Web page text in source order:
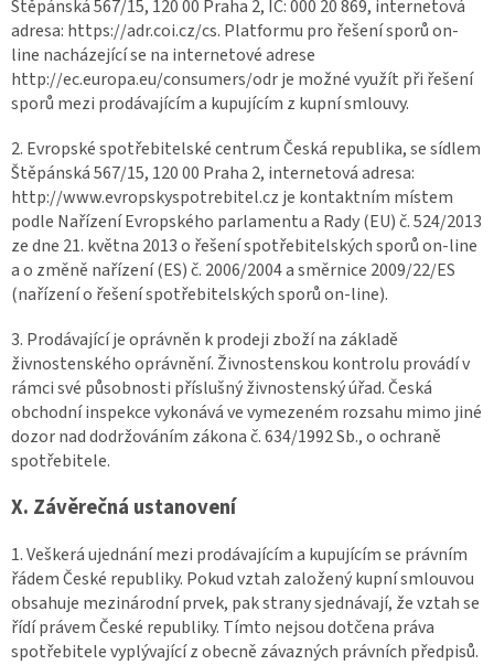
Štěpánská 567/15, 120 00 Praha 2, IČ: 000 20 869, internetová
adresa: https://adr.coi.cz/cs. Platformu pro řešení sporů on-
line nacházející se na internetové adrese
http://ec.europa.eu/consumers/odr je možné využít při řešení
sporů mezi prodávajícím a kupujícím z kupní smlouvy.
2. Evropské spotřebitelské centrum Česká republika, se sídlem
Štěpánská 567/15, 120 00 Praha 2, internetová adresa:
http://www.evropskyspotrebitel.cz je kontaktním místem
podle Nařízení Evropského parlamentu a Rady (EU) č. 524/2013
ze dne 21. května 2013 o řešení spotřebitelských sporů on-line
a o změně nařízení (ES) č. 2006/2004 a směrnice 2009/22/ES
(nařízení o řešení spotřebitelských sporů on-line).
3. Prodávající je oprávněn k prodeji zboží na základě
živnostenského oprávnění. Živnostenskou kontrolu provádí v
rámci své působnosti příslušný živnostenský úřad. Česká
obchodní inspekce vykonává ve vymezeném rozsahu mimo jiné
dozor nad dodržováním zákona č. 634/1992 Sb., o ochraně
spotřebitele.
X. Závěrečná ustanovení
1. Veškerá ujednání mezi prodávajícím a kupujícím se právním
řádem České republiky. Pokud vztah založený kupní smlouvou
obsahuje mezinárodní prvek, pak strany sjednávají, že vztah se
řídí právem České republiky. Tímto nejsou dotčena práva
spotřebitele vyplývající z obecně závazných právních předpisů.